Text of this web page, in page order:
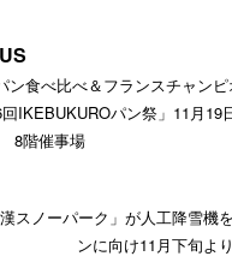
ン食べ比べ＆フランスチャン
IKEBUKUROパン祭」11月19
8階催事場
スノーパーク」が人工降雪
ンに向け11月下旬よ